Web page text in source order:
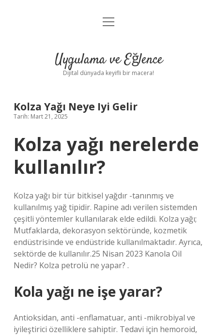
Anasayfa
Yasal Uyarı
menüyü
Uygulama ve Eğlence
Dijital dünyada keyifli bir macera!
Kolza Yağı Neye Iyi Gelir
Tarih: Mart 21, 2025
Kolza yağı nerelerde
kullanılır?
Kolza yağı bir tür bitkisel yağdır -tanınmış ve
kullanılmış yağ tipidir. Rapine adı verilen sistemden
çeşitli yöntemler kullanılarak elde edildi. Kolza yağı;
Mutfaklarda, dekorasyon sektöründe, kozmetik
endüstrisinde ve endüstride kullanılmaktadır. Ayrıca,
sektörde de kullanılır.25 Nisan 2023 Kanola Oil
Nedir? Kolza petrolü ne yapar? .
Kola yağı ne işe yarar?
Antioksidan, anti -enflamatuar, anti -mikrobiyal ve
iyileştirici özelliklere sahiptir. Tedavi için hemoroid,